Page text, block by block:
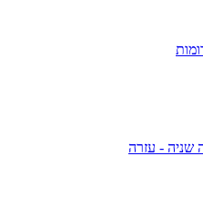
שניה - עזרה